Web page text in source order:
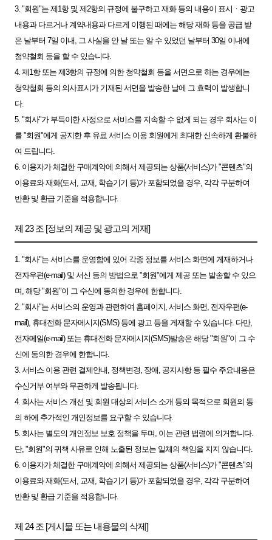
3. "회원"는 제1항 및 제2항의 규정에 불구하고 재화 등의 내용이 표시ㆍ광고
내용과 다르거나 계약내용과 다르게 이행된 때에는 해당 재화 등을 공급 받
은 날부터 7일 이내, 그 사실을 안 날 또는 알 수 있었던 날부터 30일 이내에
청약철회 등을 할 수 있습니다.
4. 제1항 또는 제3항의 규정에 의한 청약철회 등을 서면으로 하는 경우에는
청약철회 등의 의사표시가 기재된 서면을 발송한 날에 그 효력이 발생합니
다.
5. "회사"가 부득이한 사정으로 서비스를 지속할 수 없게 되는 경우 회사는 이
를 "회원"에게 공지한 후 유료 서비스 이용 회원에게 최대한 신속하게 환불하
여 드립니다.
6. 이용자가 체결한 구매계약에 의해서 제공되는 상품(서비스)가 "콘텐츠"의
이용료와 재화(도서, 교재, 학습기기 등)가 포함되었을 경우, 각각 구분하여
반환 및 환급 기준을 적용합니다.
제 23 조 [정보의 제공 및 광고의 게재]
1. "회사"는 서비스를 운영함에 있어 각종 정보를 서비스 화면에 게재하거나
전자우편(e-mail) 및 서신 등의 방법으로 "회원"에게 제공 또는 발송할 수 있으
며, 해당 "회원"이 그 수신에 동의한 경우에 한합니다.
2. "회사"는 서비스의 운영과 관련하여 홈페이지, 서비스 화면, 전자우편(e-
mail), 휴대전화 문자메시지(SMS) 등에 광고 등을 게재할 수 있습니다. 다만,
전자메일(e-mail) 또는 휴대전화 문자메시지(SMS)발송은 해당 "회원"이 그 수
신에 동의한 경우에 한합니다.
3. 서비스 이용 관련 결제안내, 정책변경, 장애, 공지사항 등 필수 주요내용은
수신거부 여부와 무관하게 발송됩니다.
4. 회사는 서비스 개선 및 회원 대상의 서비스 소개 등의 목적으로 회원의 동
의 하에 추가적인 개인정보를 요구할 수 있습니다.
5. 회사는 별도의 개인정보 보호 정책을 두며, 이는 관련 법령에 의거합니다.
단, "회원"의 귀책 사유로 인해 노출된 정보는 일체의 책임을 지지 않습니다.
6. 이용자가 체결한 구매계약에 의해서 제공되는 상품(서비스)가 "콘텐츠"의
이용료와 재화(도서, 교재, 학습기기 등)가 포함되었을 경우, 각각 구분하여
반환 및 환급 기준을 적용합니다.
제 24 조 [게시물 또는 내용물의 삭제]